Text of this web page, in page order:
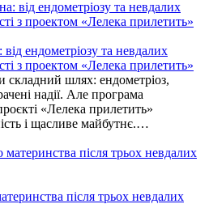
ендометріозу та невдалих
з проектом «Лелека прилетить»
шлях: ендометріоз,
надії. Але програма
«Лелека прилетить»
і щасливе майбутнє.…
після трьох невдалих